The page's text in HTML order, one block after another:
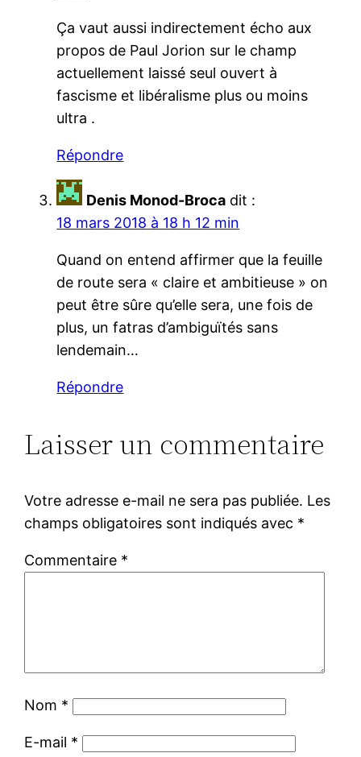
Ça vaut aussi indirectement écho aux
propos de Paul Jorion sur le champ
actuellement laissé seul ouvert à
fascisme et libéralisme plus ou moins
ultra .
Répondre
Denis Monod-Broca dit :
18 mars 2018 à 18 h 12 min
Quand on entend affirmer que la feuille
de route sera « claire et ambitieuse » on
peut être sûre qu’elle sera, une fois de
plus, un fatras d’ambiguïtés sans
lendemain…
Répondre
Laisser un commentaire
Votre adresse e-mail ne sera pas publiée. Les
champs obligatoires sont indiqués avec *
Commentaire *
Nom *
E-mail *